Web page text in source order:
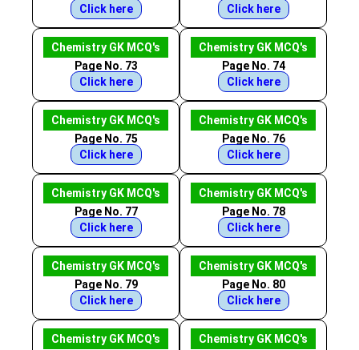
Click here
Click here
Chemistry GK MCQ's
Page No. 73
Click here
Chemistry GK MCQ's
Page No. 74
Click here
Chemistry GK MCQ's
Page No. 75
Click here
Chemistry GK MCQ's
Page No. 76
Click here
Chemistry GK MCQ's
Page No. 77
Click here
Chemistry GK MCQ's
Page No. 78
Click here
Chemistry GK MCQ's
Page No. 79
Click here
Chemistry GK MCQ's
Page No. 80
Click here
Chemistry GK MCQ's
Chemistry GK MCQ's